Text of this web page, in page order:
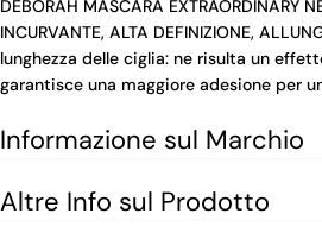
DEBORAH MASCARA
INCURVANTE, ALTA DEFINIZIONE,
lunghezza delle ciglia: ne risulta un
garantisce una maggiore adesione per
Informazione sul Marchio
Altre Info sul Prodotto